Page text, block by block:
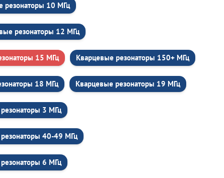
резонаторы 10 МГц
резонаторы 12 МГц
15 МГц Кварцевые резонаторы 150+ МГц
18 МГц Кварцевые резонаторы 19 МГц
3 МГц
40-49 МГц
6 МГц